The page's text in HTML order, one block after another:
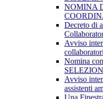
NOMINA
Decreto di
Avviso
Nomina
Avviso
assistenti